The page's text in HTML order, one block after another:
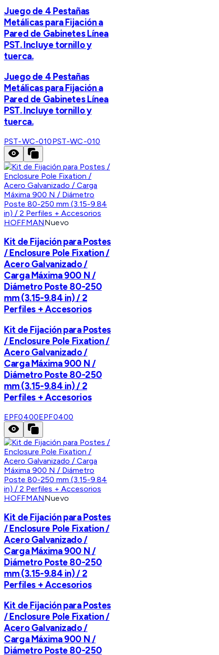
Juego de 4 Pestañas
Metálicas para Fijación a
Pared de Gabinetes Línea
PST. Incluye tornillo y
tuerca.
Juego de 4 Pestañas
Metálicas para Fijación a
Pared de Gabinetes Línea
PST. Incluye tornillo y
tuerca.
PST-WC-010PST-WC-010
HOFFMANNuevo
Kit de Fijación para Postes
/ Enclosure Pole Fixation /
Acero Galvanizado /
Carga Máxima 900 N /
Diámetro Poste 80-250
mm (3.15-9.84 in) / 2
Perfiles + Accesorios
Kit de Fijación para Postes
/ Enclosure Pole Fixation /
Acero Galvanizado /
Carga Máxima 900 N /
Diámetro Poste 80-250
mm (3.15-9.84 in) / 2
Perfiles + Accesorios
EPF0400EPF0400
HOFFMANNuevo
Kit de Fijación para Postes
/ Enclosure Pole Fixation /
Acero Galvanizado /
Carga Máxima 900 N /
Diámetro Poste 80-250
mm (3.15-9.84 in) / 2
Perfiles + Accesorios
Kit de Fijación para Postes
/ Enclosure Pole Fixation /
Acero Galvanizado /
Carga Máxima 900 N /
Diámetro Poste 80-250